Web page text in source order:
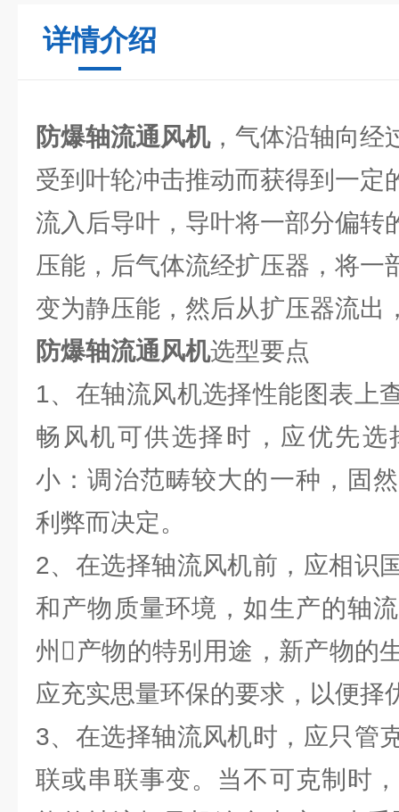
详情介绍
防爆轴流通风机，气体沿轴向经
受到叶轮冲击推动而获得到一定
流入后导叶，导叶将一部分偏转
压能，后气体流经扩压器，将一
变为静压能，然后从扩压器流出
防爆轴流通风机选型要点
1、在轴流风机选择性能图表上
畅风机可供选择时，应优先
小：调治范畴较大的一种，固
利弊而决定。
2、在选择轴流风机前，应相识
和产物质量环境，如生产的轴
州产物的特别用途，新产物的
应充实思量环保的要求，以便择
3、在选择轴流风机时，应只管
联或串联事变。当不可克制时